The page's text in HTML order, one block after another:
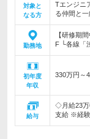
対象と
なる方
Tエンジニ
る仲間と一
勤務地
【研修期
F └各線「
初年度
年収
330万円～
給与
◇月給23万
支給 ※経験